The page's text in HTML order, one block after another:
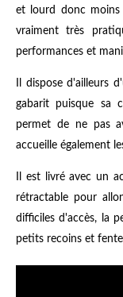
et lourd donc moins
vraiment très
performances et
Il dispose d'ailleurs
gabarit puisque sa
permet de ne pas
accueille également
Il est livré avec un
rétractable pour
difficiles d'accès, la
petits recoins et